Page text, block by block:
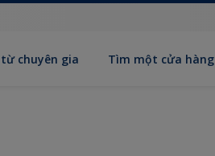
chuyên gia Tìm một cửa hàng